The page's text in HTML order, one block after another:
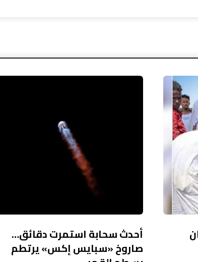
أحدث سحابة استمرت دقائق…
صاروخ «سبايس إكس» يرتطم